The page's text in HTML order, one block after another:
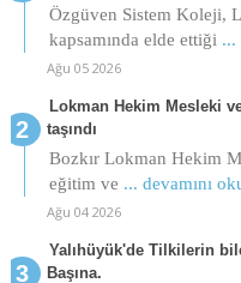
Özgüven Sistem Koleji,
kapsamında elde ettiği ...
Ağu 05 2026
Lokman Hekim Mesleki
taşındı
Bozkır Lokman Hekim
eğitim ve ... devamını
Ağu 04 2026
Yalıhüyük'de Tilkilerin
Başına.